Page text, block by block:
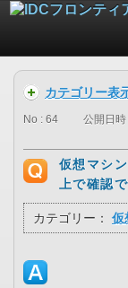
カテゴリー表
No : 64 公開日
仮想マシ
上で確認
カテゴリー： 仮